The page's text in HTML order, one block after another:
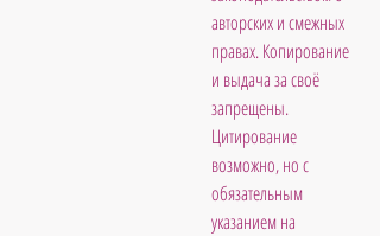
авторских и смежных
правах. Копирование
и выдача за своё
запрещены.
Цитирование
возможно, но с
обязательным
указанием на